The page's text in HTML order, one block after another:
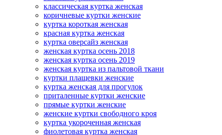
классическая куртка женская
коричневые куртки женские
куртка короткая женская
красная куртка женская
куртка оверсайз женская
женская куртка осень 2018
женская куртка осень 2019
женская куртка из пальтовой ткани
куртки плащевки женские
куртка женская для прогулок
приталенные куртки женские
прямые куртки женские
женские куртки свободного кроя
куртка укороченная женская
фиолетовая куртка женская